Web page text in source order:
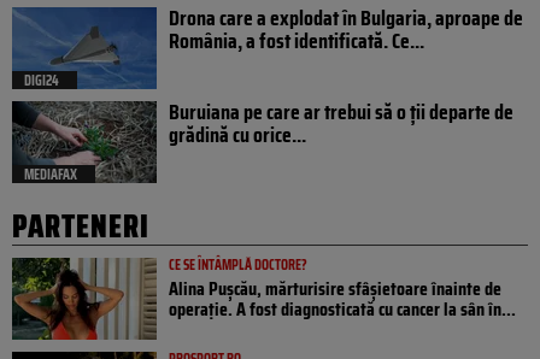
DIGI24
Drona care a explodat în Bulgaria, aproape de
România, a fost identificată. Ce...
MEDIAFAX
Buruiana pe care ar trebui să o ții departe de
grădină cu orice...
PARTENERI
CE SE ÎNTÂMPLĂ DOCTORE?
Alina Pușcău, mărturisire sfâșietoare înainte de
operație. A fost diagnosticată cu cancer la sân în...